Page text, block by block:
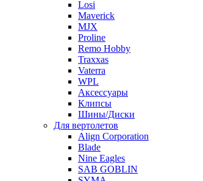
Losi
Maverick
MJX
Proline
Remo Hobby
Traxxas
Vaterra
WPL
Аксессуары
Клипсы
Шины/Диски
Для вертолетов
Align Corporation
Blade
Nine Eagles
SAB GOBLIN